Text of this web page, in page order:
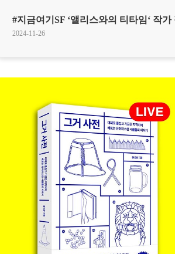
#지금여기SF ‘앨리스와의 티타임‘ 작
2024-11-26